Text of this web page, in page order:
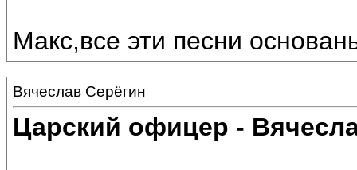
Макс,все эти песни
Вячеслав Серёгин
Царский офицер -